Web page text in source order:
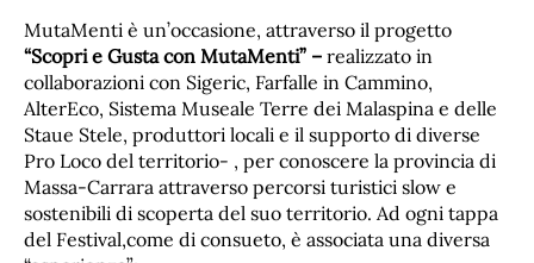
MutaMenti è un’occasione, attraverso il progetto
“Scopri e Gusta con MutaMenti” – realizzato in
collaborazioni con Sigeric, Farfalle in Cammino,
AlterEco, Sistema Museale Terre dei Malaspina e delle
Staue Stele, produttori locali e il supporto di diverse
Pro Loco del territorio- , per conoscere la provincia di
Massa-Carrara attraverso percorsi turistici slow e
sostenibili di scoperta del suo territorio. Ad ogni tappa
del Festival,come di consueto, è associata una diversa